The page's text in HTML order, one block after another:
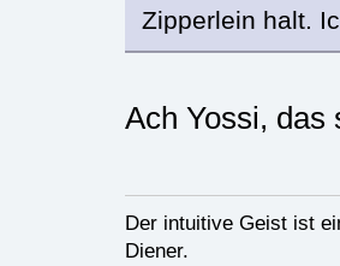
Zipperlein halt.
Ach Yossi,
Der intuitive Geist ist
Diener.